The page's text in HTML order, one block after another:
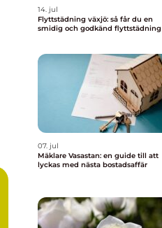
14. jul
Flyttstädning växjö: så får du en
smidig och godkänd flyttstädning
07. jul
Mäklare Vasastan: en guide till att
lyckas med nästa bostadsaffär